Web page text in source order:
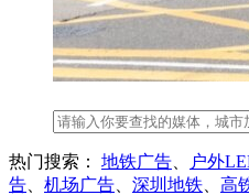
热门搜索： 地铁广告 户外
告
机场广告 深圳地铁 高